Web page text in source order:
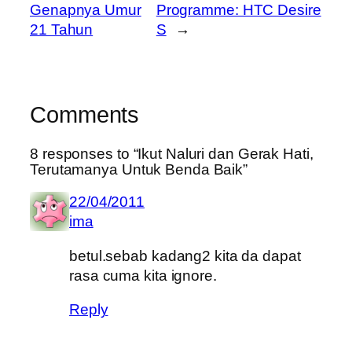
Genapnya Umur
21 Tahun
Programme: HTC Desire
S
→
Comments
8 responses to “Ikut Naluri dan Gerak Hati,
Terutamanya Untuk Benda Baik”
22/04/2011
ima
betul.sebab kadang2 kita da dapat
rasa cuma kita ignore.
Reply